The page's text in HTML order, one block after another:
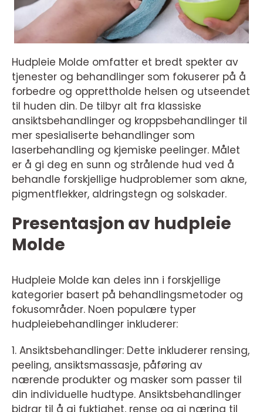
Hudpleie Molde omfatter et bredt spekter av
tjenester og behandlinger som fokuserer på å
forbedre og opprettholde helsen og utseendet
til huden din. De tilbyr alt fra klassiske
ansiktsbehandlinger og kroppsbehandlinger til
mer spesialiserte behandlinger som
laserbehandling og kjemiske peelinger. Målet
er å gi deg en sunn og strålende hud ved å
behandle forskjellige hudproblemer som akne,
pigmentflekker, aldringstegn og solskader.
Presentasjon av hudpleie
Molde
Hudpleie Molde kan deles inn i forskjellige
kategorier basert på behandlingsmetoder og
fokusområder. Noen populære typer
hudpleiebehandlinger inkluderer:
1. Ansiktsbehandlinger: Dette inkluderer rensing,
peeling, ansiktsmassasje, påføring av
nærende produkter og masker som passer til
din individuelle hudtype. Ansiktsbehandlinger
bidrar til å gi fuktighet, rense og gi næring til